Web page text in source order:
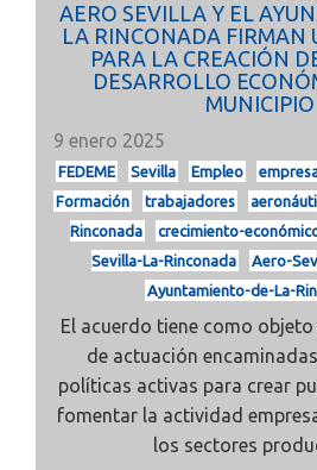
AERO SEVILLA Y EL
LA RINCONADA FIRMAN
PARA LA CREACIÓN
DESARROLLO
MUNICIPIO
9 enero 2025
FEDEME Sevilla Empleo
Formación
trabajadores
Rinconada
crecimiento-
Sevilla-La-Rinconada
Aero-
Ayuntamiento-de-La-
El acuerdo tiene como
de actuación
políticas activas para crear
fomentar la actividad
los sectores